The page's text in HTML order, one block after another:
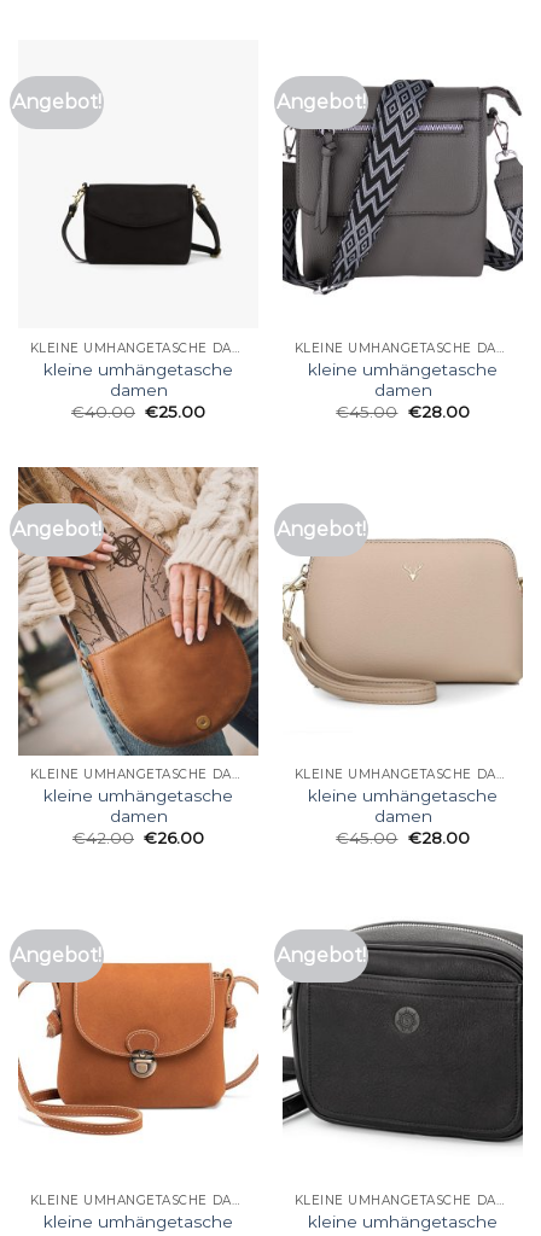
Angebot!
KLEINE UMHÄNGETASCHE DAMEN
kleine umhängetasche
damen
€40.00 €25.00
Angebot!
KLEINE UMHÄNGETASCHE DAMEN
kleine umhängetasche
damen
€45.00 €28.00
Angebot!
KLEINE UMHÄNGETASCHE DAMEN
kleine umhängetasche
damen
€42.00 €26.00
Angebot!
KLEINE UMHÄNGETASCHE DAMEN
kleine umhängetasche
damen
€45.00 €28.00
Angebot!
KLEINE UMHÄNGETASCHE DAMEN
kleine umhängetasche
Angebot!
KLEINE UMHÄNGETASCHE DAMEN
kleine umhängetasche